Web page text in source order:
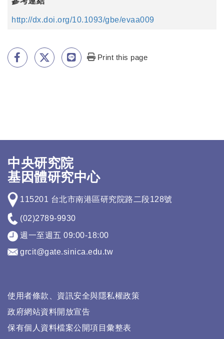
http://dx.doi.org/10.1093/gbe/evaa009
Print this page
中央研究院
基因體研究中心
115201 台北市南港區研究院路二段128號
(02)2789-9930
週一至週五 09:00-18:00
grcit@gate.sinica.edu.tw
使用者條款、資訊安全與隱私權政策
政府網站資料開放宣告
保有個人資料檔案公開項目彙整表